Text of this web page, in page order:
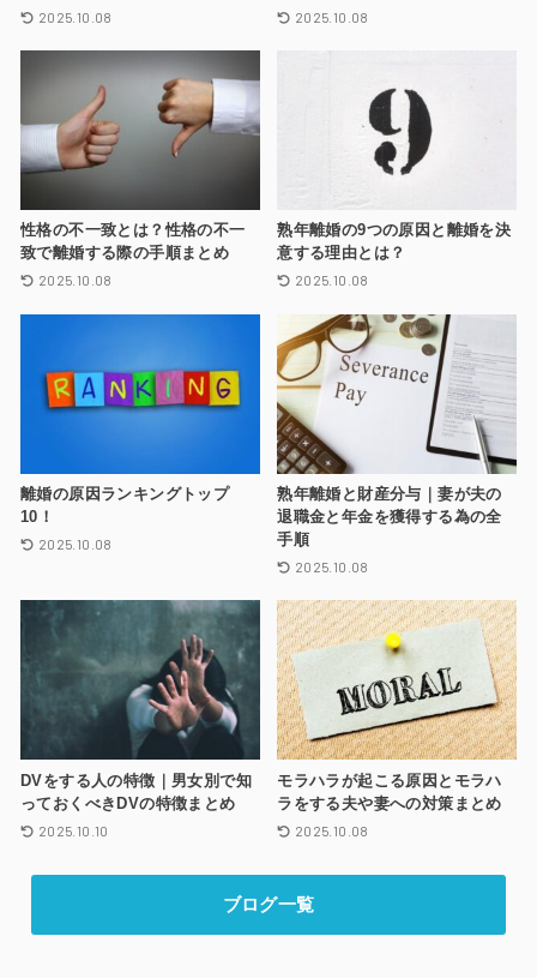
2025.10.08 2025.10.08
性格の不一致とは？性格の不一
致で離婚する際の手順まとめ
2025.10.08
熟年離婚の9つの原因と離婚を決
意する理由とは？
2025.10.08
離婚の原因ランキングトップ
10！
2025.10.08
熟年離婚と財産分与｜妻が夫の
退職金と年金を獲得する為の全
手順
2025.10.08
DVをする人の特徴｜男女別で知
っておくべきDVの特徴まとめ
2025.10.10
モラハラが起こる原因とモラハ
ラをする夫や妻への対策まとめ
2025.10.08
ブログ一覧